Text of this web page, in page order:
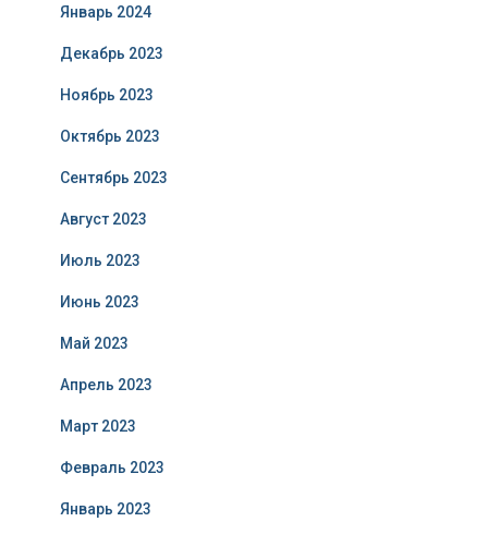
Январь 2024
Декабрь 2023
Ноябрь 2023
Октябрь 2023
Сентябрь 2023
Август 2023
Июль 2023
Июнь 2023
Май 2023
Апрель 2023
Март 2023
Февраль 2023
Январь 2023